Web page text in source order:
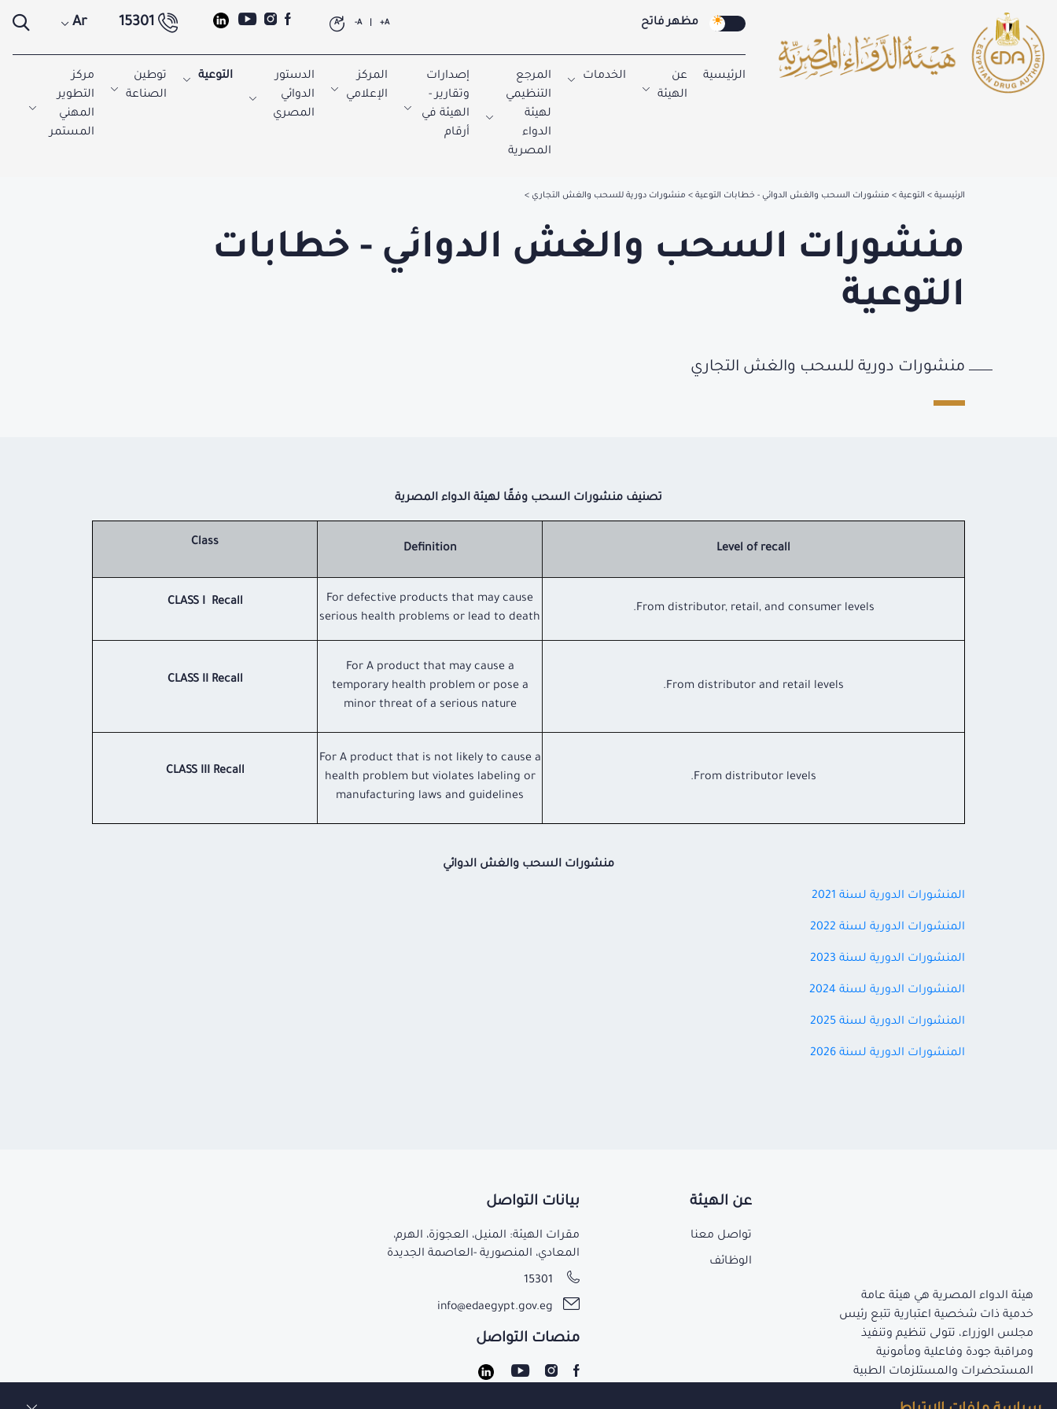
مظهر فاتح A+
A-
A
15301
Ar
الرئيسية
عن
الهيئة
الخدمات
المرجع
التنظيمي
لهيئة
الدواء
المصرية
إصدارات
وتقارير -
الهيئة في
أرقام
المركز
الإعلامي
الدستور
الدوائي
المصري
التوعية
توطين
الصناعة
مركز
التطوير
المهني
المستمر
الرئيسية التوعية منشورات السحب والغش الدوائي - خطابات التوعية منشورات دورية للسحب والغش التجاري
منشورات السحب والغش الدوائي - خطابات
التوعية
منشورات دورية للسحب والغش التجاري
تصنيف منشورات السحب وفقًا لهيئة الدواء المصرية
Level of recall
Definition
Class
From distributor, retail, and consumer levels.
For defective products that may cause
serious health problems or lead to death
CLASS I Recall
From distributor and retail levels.
For A product that may cause a
temporary health problem or pose a
minor threat of a serious nature
CLASS II Recall
From distributor levels.
For A product that is not likely to cause a
health problem but violates labeling or
manufacturing laws and guidelines
CLASS III Recall
منشورات السحب والغش الدوائي
المنشورات الدورية لسنة 2021
المنشورات الدورية لسنة 2022
المنشورات الدورية لسنة 2023
المنشورات الدورية لسنة 2024
المنشورات الدورية لسنة 2025
المنشورات الدورية لسنة 2026
هيئة الدواء المصرية هي هيئة عامة
خدمية ذات شخصية اعتبارية تتبع رئيس
مجلس الوزراء، تتولى تنظيم وتنفيذ
ومراقبة جودة وفاعلية ومأمونية
المستحضرات والمستلزمات الطبية
عن الهيئة
تواصل معنا
الوظائف
بيانات التواصل
مقرات الهيئة: المنيل، العجوزة، الهرم،
المعادي، المنصورية -العاصمة الجديدة
15301
info@edaegypt.gov.eg
منصات التواصل